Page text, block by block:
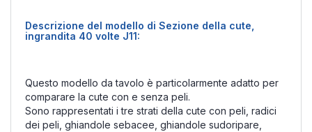
Descrizione del modello di Sezione della cute,
ingrandita 40 volte J11:
Questo modello da tavolo è particolarmente adatto per
comparare la cute con e senza peli.
Sono rappresentati i tre strati della cute con peli, radici
dei peli, ghiandole sebacee, ghiandole sudoripare,